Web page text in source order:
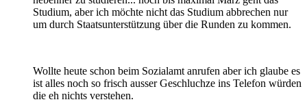
Studium, aber ich möchte nicht das Studium abbrechen nur
um durch Staatsunterstützung über die Runden zu kommen.
Wollte heute schon beim Sozialamt anrufen aber ich glaube es
ist alles noch so frisch ausser Geschluchze ins Telefon würden
die eh nichts verstehen.